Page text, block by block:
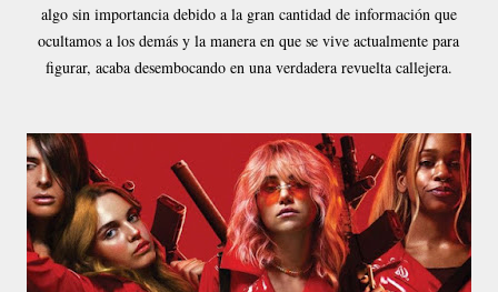
algo sin importancia debido a la gran cantidad de información que
ocultamos a los demás y la manera en que se vive actualmente para
figurar, acaba desembocando en una verdadera revuelta callejera.